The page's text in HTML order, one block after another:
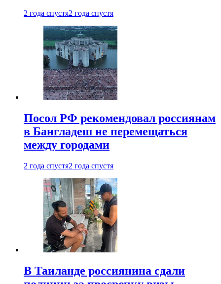
2 года спустя2 года спустя
Посол РФ рекомендовал россиянам
в Бангладеш не перемещаться
между городами
2 года спустя2 года спустя
В Таиланде россиянина сдали